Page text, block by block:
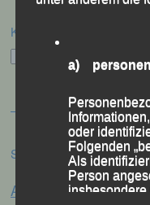
Kategorien
Kategorien
Schlagwörter
Alex Sellner
a)
oder
Folgenden
Als
Person